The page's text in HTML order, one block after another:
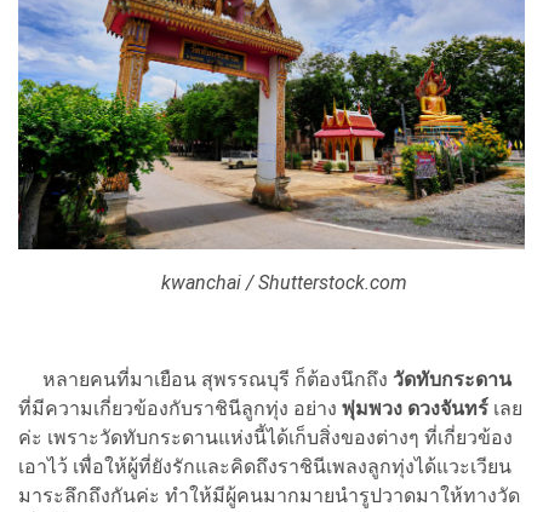
kwanchai / Shutterstock.com
หลายคนที่มาเยือน สุพรรณบุรี ก็ต้องนึกถึง วัดทับกระดาน
ที่มีความเกี่ยวข้องกับราชินีลูกทุ่ง อย่าง พุ่มพวง ดวงจันทร์ เลย
ค่ะ เพราะวัดทับกระดานแห่งนี้ได้เก็บสิ่งของต่างๆ ที่เกี่ยวข้อง
เอาไว้ เพื่อให้ผู้ที่ยังรักและคิดถึงราชินีเพลงลูกทุ่งได้แวะเวียน
มาระลึกถึงกันค่ะ ทำให้มีผู้คนมากมายนำรูปวาดมาให้ทางวัด